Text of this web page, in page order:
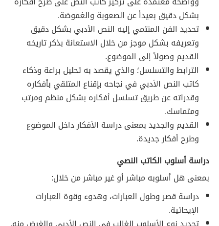
بشكل دقيق بعيداً عن الصعوبة والغموضة.
تحديد الفن المنتمي إليه النص الأدبي بشكل دقيق
وتعريفه بشكل موجز من خلال الاستعانة بذكر تاريخه
القديم وصولاً إلى الموضوع.
الترابط والتسلسل؛ والذي يقصد به تحليل براعة وذكاء
كاتب النص الأدبي في نجاحه بإقناع المتلقي بأفكاره
وقدراته عن طريق تسلسل أفكاره بشكل منظم ومرتب
ومتماسك.
القديم والجديد بمعنى دراسة الأفكار داخل الموضوع
وطرح أفكار جديدة.
دراسة أسلوب الكاتب النصي
بمعنى هل أسلوبه مباشر أو غير مباشر من خلال:
دراسة قصر وطول العبارات، وهدوء وقوة العبارات
الإيحائية.